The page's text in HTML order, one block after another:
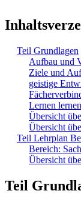
Teil Grundlagen
Aufbau und
Ziele und
geistige
Lernen lernen
Übersicht
Übersicht
Teil Lehrplan
Bereich:
Übersicht
Teil